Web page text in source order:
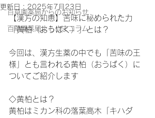
百草園薬局からのお知らせ
百草園薬局よもやまコラム
更新日： 2025年7月23日
【漢方の知恵】苦味に秘められた力
「黄柏（おうばく）」とは？
今回は、漢方生薬の中でも「苦味の王
様」とも言われる黄柏（おうばく）に
ついてご紹介します
◇黄柏とは？
黄柏はミカン科の落葉高木「キハダ